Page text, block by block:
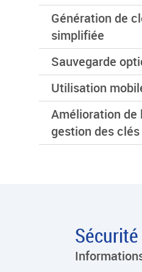
Génération de
simplifiée
Sauvegarde
Utilisation
Amélioration de
gestion des clés